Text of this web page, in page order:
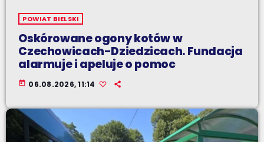
POWIAT BIELSKI
Oskórowane ogony kotów w
Czechowicach-Dziedzicach. Fundacja
alarmuje i apeluje o pomoc
today 06.08.2026, 11:14